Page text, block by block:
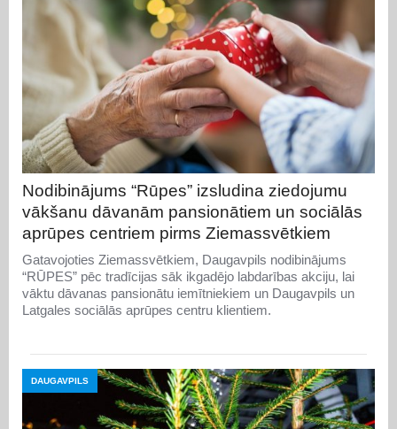
Nodibinājums “Rūpes” izsludina ziedojumu
vākšanu dāvanām pansionātiem un sociālās
aprūpes centriem pirms Ziemassvētkiem
Gatavojoties Ziemassvētkiem, Daugavpils nodibinājums
“RŪPES” pēc tradīcijas sāk ikgadējo labdarības akciju, lai
vāktu dāvanas pansionātu iemītniekiem un Daugavpils un
Latgales sociālās aprūpes centru klientiem.
DAUGAVPILS